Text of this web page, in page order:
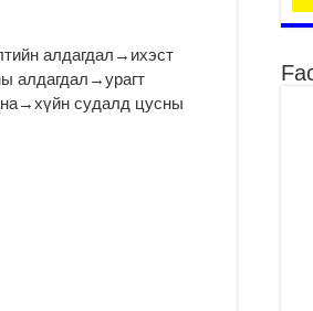
алдагдал→ихэст
алдагдал→урагт
судалд цусны